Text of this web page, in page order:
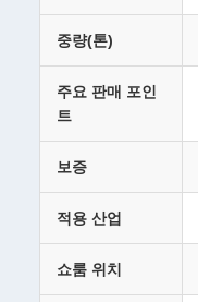
중량(톤)
주요 판매 포인
트
보증
적용 산업
쇼룸 위치